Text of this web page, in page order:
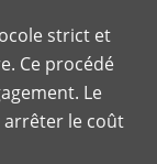
strict et
Ce procédé
Le
arrêter le coût